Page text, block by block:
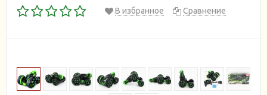
В избранное Сравнение